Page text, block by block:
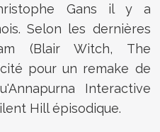
Gans il y a
Selon les dernières
(Blair Witch, The
pour un remake de
Interactive
Hill épisodique.